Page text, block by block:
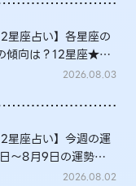
星座占い】各星座の
傾向は？12星座★徹
2026.08.03
星座占い】今週の運
～8月9日の運勢
2026.08.02